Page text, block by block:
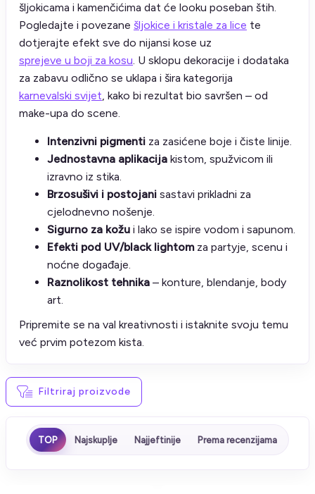
šljokicama i kamenčićima dat će looku poseban štih.
Pogledajte i povezane šljokice i kristale za lice te
dotjerajte efekt sve do nijansi kose uz
sprejeve u boji za kosu. U sklopu dekoracije i dodataka
za zabavu odlično se uklapa i šira kategorija
karnevalski svijet, kako bi rezultat bio savršen – od
make-upa do scene.
Intenzivni pigmenti za zasićene boje i čiste linije.
Jednostavna aplikacija kistom, spužvicom ili
izravno iz stika.
Brzosušivi i postojani sastavi prikladni za
cjelodnevno nošenje.
Sigurno za kožu i lako se ispire vodom i sapunom.
Efekti pod UV/black lightomza partyje, scenu i
noćne događaje.
Raznolikost tehnika – konture, blendanje, body
art.
Pripremite se na val kreativnosti i istaknite svoju temu
već prvim potezom kista.
Filtriraj proizvode
TOP Najskuplje Najjeftinije Prema recenzijama